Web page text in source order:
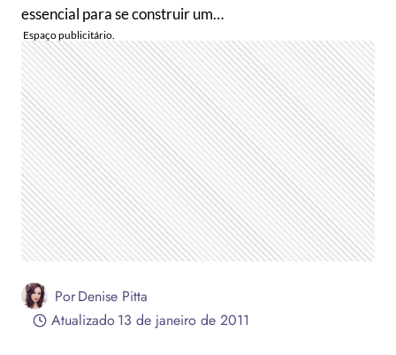
essencial para se construir um…
PorDenise Pitta
Atualizado13 de janeiro de 2011